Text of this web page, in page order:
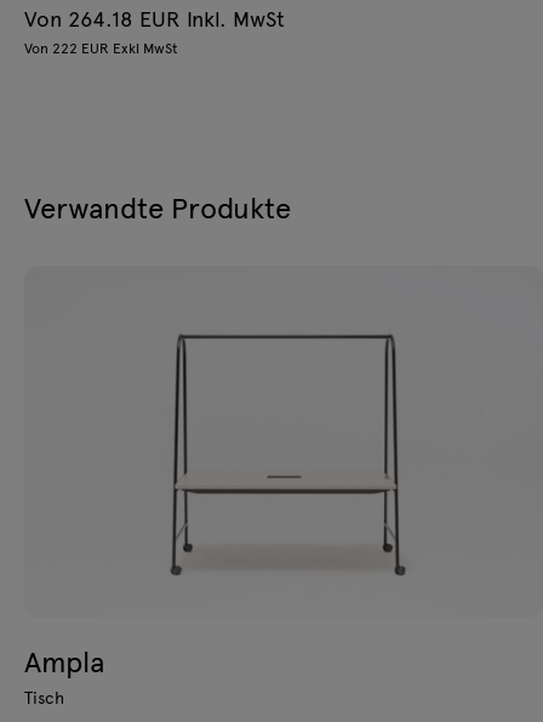
Von 264.18 EUR Inkl. MwSt
Von 222 EUR Exkl MwSt
Verwandte Produkte
Ampla
Tisch